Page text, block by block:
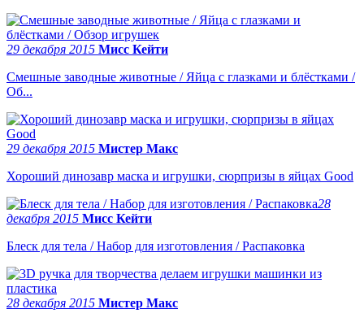
29 декабря 2015 Мисс Кейти
Смешные заводные животные / Яйца с глазками и блёстками /
Об...
29 декабря 2015 Мистер Макс
Хороший динозавр маска и игрушки, сюрпризы в яйцах Good
28
декабря 2015 Мисс Кейти
Блеск для тела / Набор для изготовления / Распаковка
28 декабря 2015 Мистер Макс